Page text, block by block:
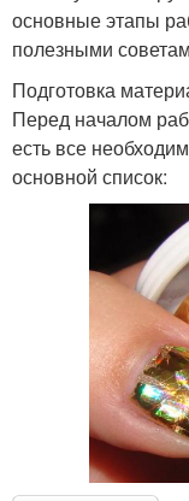
основные этапы
полезными
Подготовка
Перед началом
есть все
основной список: